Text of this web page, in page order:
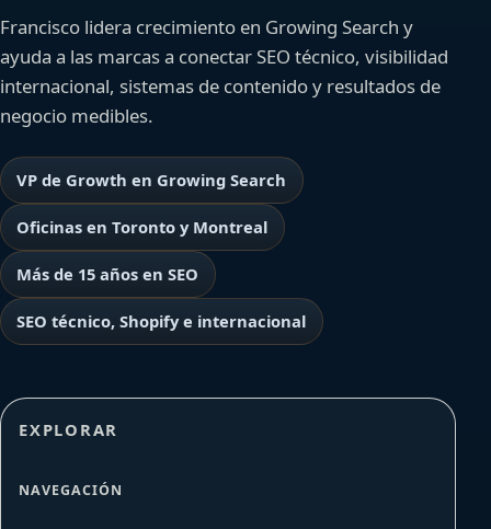
Francisco lidera crecimiento en Growing Search y
ayuda a las marcas a conectar SEO técnico, visibilidad
internacional, sistemas de contenido y resultados de
negocio medibles.
VP de Growth en Growing Search
Oficinas en Toronto y Montreal
Más de 15 años en SEO
SEO técnico, Shopify e internacional
EXPLORAR
NAVEGACIÓN